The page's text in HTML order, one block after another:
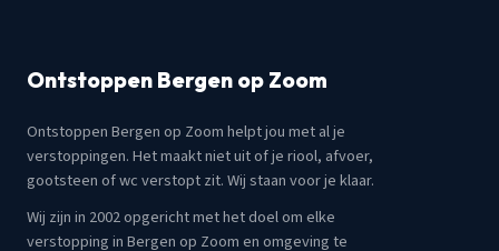
Ontstoppen Bergen op Zoom
Ontstoppen Bergen op Zoom helpt jou met al je
verstoppingen. Het maakt niet uit of je riool, afvoer,
gootsteen of wc verstopt zit. Wij staan voor je klaar.
Wij zijn in 2002 opgericht met het doel om elke
verstopping in Bergen op Zoom en omgeving te